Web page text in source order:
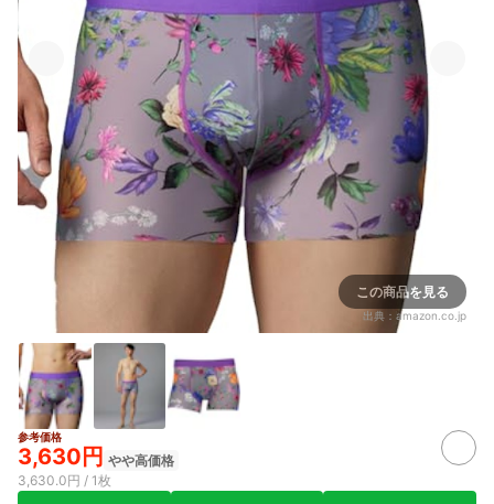
この商品を見る
出典： amazon.co.jp
参考価格
3,630円 やや高価格
3,630.0円 / 1枚